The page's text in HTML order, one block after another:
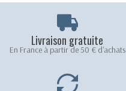
Livraison gratuite
En France à partir de 50 € d'achats